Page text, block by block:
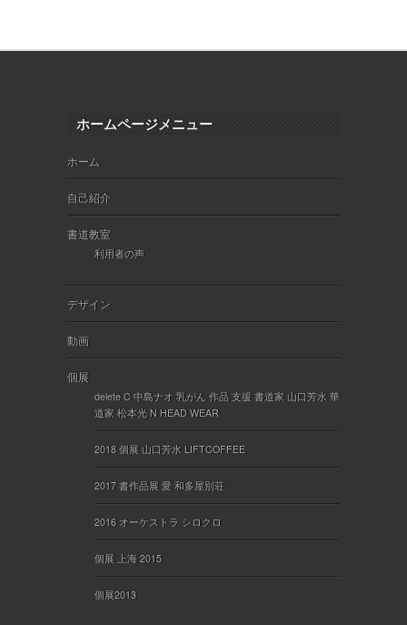
ホームページメニュー
ホーム
自己紹介
書道教室
利用者の声
デザイン
動画
個展
delete C 中島ナオ 乳がん 作品 支援 書道家 山口芳水 華
道家 松本光 N HEAD WEAR
2018 個展 山口芳水 LIFTCOFFEE
2017 書作品展 愛 和多屋別荘
2016 オーケストラ シロクロ
個展 上海 2015
個展2013